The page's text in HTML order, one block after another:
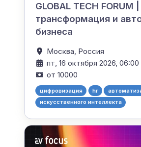
GLOBAL TECH
трансформация и
бизнеса
Москва, Россия
пт, 16 октября 2026,
от 10000
цифровизация hr
искусственного интеллекта